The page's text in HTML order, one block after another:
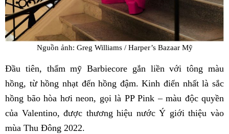
Nguồn ảnh: Greg Williams / Harper’s Bazaar Mỹ
Đầu tiên, thẩm mỹ Barbiecore gắn liền với tông màu
hồng, từ hồng nhạt đến hồng đậm. Kinh điển nhất là sắc
hồng bão hòa hơi neon, gọi là PP Pink – màu độc quyền
của Valentino, được thương hiệu nước Ý giới thiệu vào
mùa Thu Đông 2022.